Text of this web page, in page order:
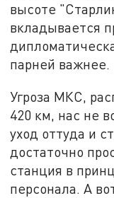
высоте
вкладывается
парней важнее.
Угроза МКС,
420 км, нас не
уход оттуда и
достаточно
станция в
персонала. А